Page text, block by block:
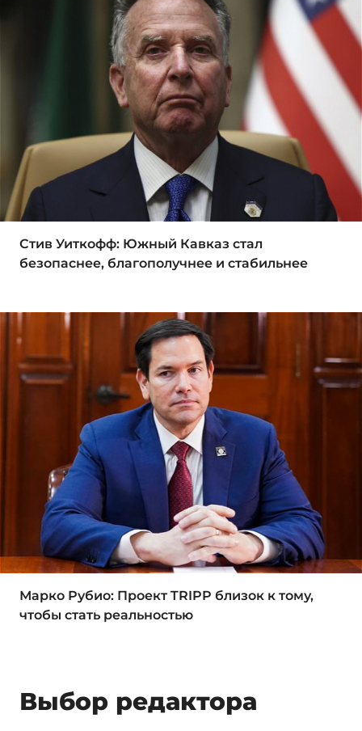
Стив Уиткофф: Южный Кавказ стал
безопаснее, благополучнее и стабильнее
Марко Рубио: Проект TRIPP близок к тому,
чтобы стать реальностью
Выбор редактора